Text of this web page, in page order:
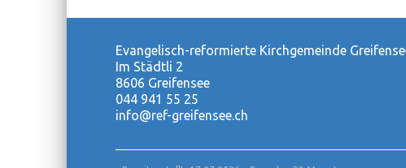
Evangelisch-reformierte Kirchgemeinde
Im Städtli 2
8606 Greifensee
044 941 55 25
info@ref-greifensee.ch